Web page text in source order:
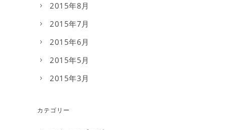
2015年8月
2015年7月
2015年6月
2015年5月
2015年3月
カテゴリー